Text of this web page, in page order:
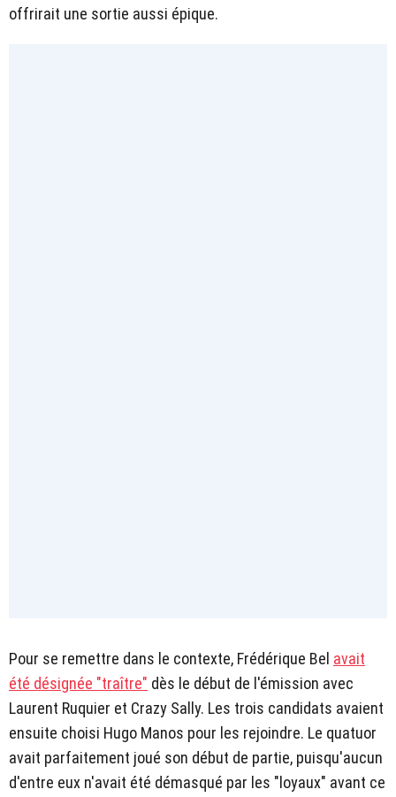
offrirait une sortie aussi épique.
Pour se remettre dans le contexte, Frédérique Bel avait
été désignée "traître" dès le début de l'émission avec
Laurent Ruquier et Crazy Sally. Les trois candidats avaient
ensuite choisi Hugo Manos pour les rejoindre. Le quatuor
avait parfaitement joué son début de partie, puisqu'aucun
d'entre eux n'avait été démasqué par les "loyaux" avant ce